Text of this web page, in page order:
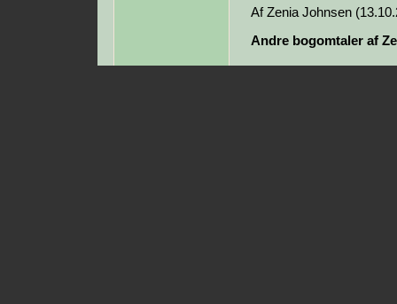
Af Zenia Johnsen
Andre bogomtaler af